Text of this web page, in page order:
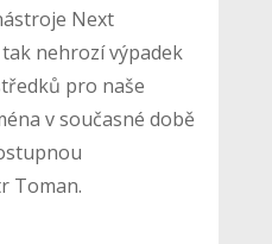
Next
nehrozí výpadek
pro naše
v současné době
Toman.